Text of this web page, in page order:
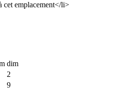
cet emplacement</li>
dim
2
9